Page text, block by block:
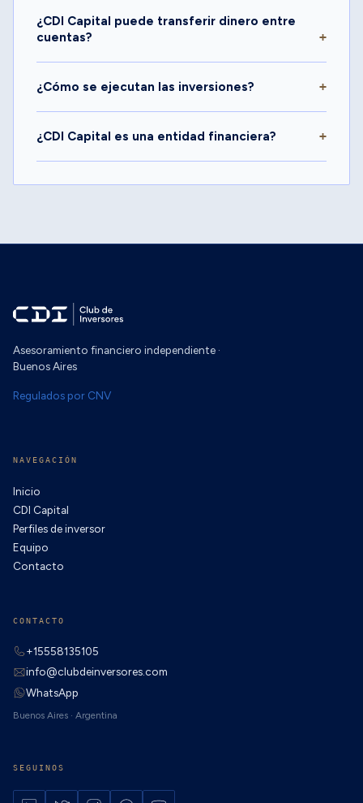
¿CDI Capital puede transferir dinero entre
cuentas?
¿Cómo se ejecutan las inversiones?
¿CDI Capital es una entidad financiera?
Asesoramiento financiero independiente ·
Buenos Aires
Regulados por CNV
NAVEGACIÓN
Inicio
CDI Capital
Perfiles de inversor
Equipo
Contacto
CONTACTO
+15558135105
info@clubdeinversores.com
WhatsApp
Buenos Aires · Argentina
SEGUINOS